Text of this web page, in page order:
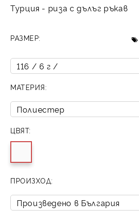
Турция - риза с дълъг ръкав
РАЗМЕР:
МАТЕРИЯ:
ЦВЯТ:
ПРОИЗХОД: